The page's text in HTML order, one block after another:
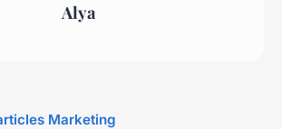
Alya
Marketing